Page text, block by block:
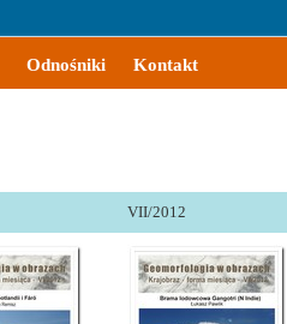
Odnośniki Kontakt
VII/2012